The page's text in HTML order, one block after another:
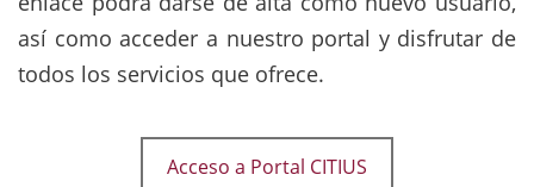
así como acceder a nuestro portal y disfrutar de
todos los servicios que ofrece.
Acceso a Portal CITIUS